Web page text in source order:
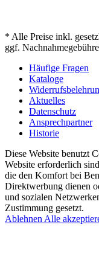
* Alle Preise inkl.
ggf.
Häufige Fragen
Kataloge
Aktuelles
Datenschutz
Ansprechpartner
Historie
Diese Website benutzt
Website erforderlich
die den Komfort bei
Direktwerbung dienen
und sozialen
Zustimmung gesetzt.
Ablehnen Alle